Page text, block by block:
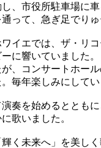
、市役所駐車場に
って、急ぎ足でり
イエでは、ザ・リ
に響いていました。
、コンサートホー
毎年楽しみにして
奏を始めるととも
歌いました。
く未来へ」を美し